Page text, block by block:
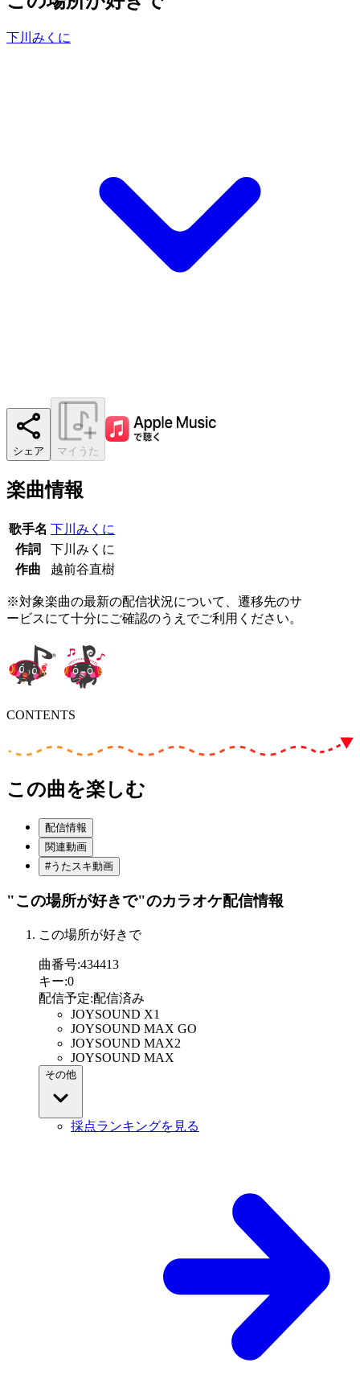
下川みくに
シェア マイうた
楽曲情報
歌手名 下川みくに
作詞
下川みくに
作曲
越前谷直樹
※対象楽曲の最新の配信状況について、遷移先のサ
ービスにて十分にご確認のうえでご利用ください。
CONTENTS
この曲を楽しむ
配信情報
関連動画
#うたスキ動画
"この場所が好きで"のカラオケ配信情報
この場所が好きで
曲番号:434413
キー:0
配信予定:配信済み
JOYSOUND X1
JOYSOUND MAX GO
JOYSOUND MAX2
JOYSOUND MAX
その他
採点ランキングを見る